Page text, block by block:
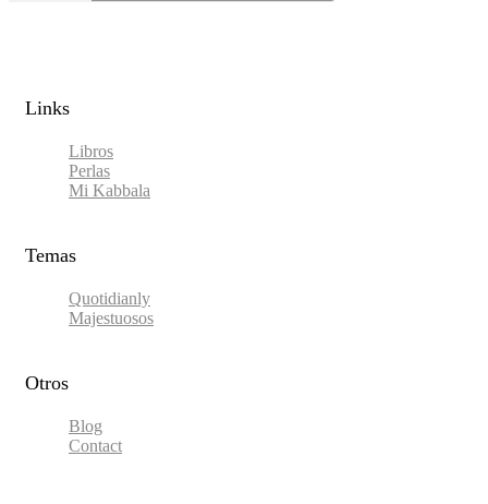
Links​
Libros
Perlas
Mi Kabbala
Temas
Quotidianly
Majestuosos
Otros
Blog
Contact